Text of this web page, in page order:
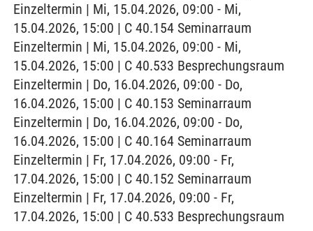
Einzeltermin | Mi, 15.04.2026, 09:00 - Mi,
15.04.2026, 15:00 | C 40.154 Seminarraum
Einzeltermin | Mi, 15.04.2026, 09:00 - Mi,
15.04.2026, 15:00 | C 40.533 Besprechungsraum
Einzeltermin | Do, 16.04.2026, 09:00 - Do,
16.04.2026, 15:00 | C 40.153 Seminarraum
Einzeltermin | Do, 16.04.2026, 09:00 - Do,
16.04.2026, 15:00 | C 40.164 Seminarraum
Einzeltermin | Fr, 17.04.2026, 09:00 - Fr,
17.04.2026, 15:00 | C 40.152 Seminarraum
Einzeltermin | Fr, 17.04.2026, 09:00 - Fr,
17.04.2026, 15:00 | C 40.533 Besprechungsraum